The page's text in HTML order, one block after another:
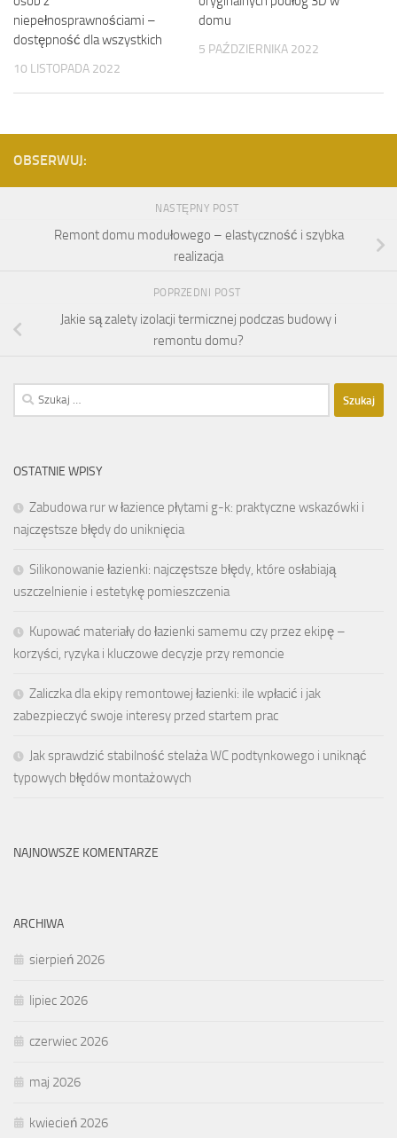
niepełnosprawnościami –
dostępność dla wszystkich
10 LISTOPADA 2022
domu
5 PAŹDZIERNIKA 2022
OBSERWUJ:
NASTĘPNY POST
Remont domu modułowego – elastyczność i szybka
realizacja
POPRZEDNI POST
Jakie są zalety izolacji termicznej podczas budowy i
remontu domu?
Szukaj:
OSTATNIE WPISY
Zabudowa rur w łazience płytami g-k: praktyczne wskazówki i
najczęstsze błędy do uniknięcia
Silikonowanie łazienki: najczęstsze błędy, które osłabiają
uszczelnienie i estetykę pomieszczenia
Kupować materiały do łazienki samemu czy przez ekipę –
korzyści, ryzyka i kluczowe decyzje przy remoncie
Zaliczka dla ekipy remontowej łazienki: ile wpłacić i jak
zabezpieczyć swoje interesy przed startem prac
Jak sprawdzić stabilność stelaża WC podtynkowego i uniknąć
typowych błędów montażowych
NAJNOWSZE KOMENTARZE
ARCHIWA
sierpień 2026
lipiec 2026
czerwiec 2026
maj 2026
kwiecień 2026